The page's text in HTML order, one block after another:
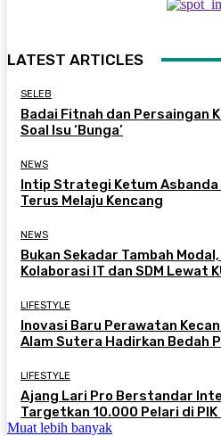
LATEST ARTICLES
SELEB
Badai Fitnah dan Persaingan
Soal Isu ‘Bunga’
NEWS
Intip Strategi Ketum Asbanda
Terus Melaju Kencang
NEWS
Bukan Sekadar Tambah
Kolaborasi IT dan SDM Lewat
LIFESTYLE
Inovasi Baru Perawatan
Alam Sutera Hadirkan Bedah
LIFESTYLE
Ajang Lari Pro Berstandar
Targetkan 10.000 Pelari di PIK
Muat lebih banyak